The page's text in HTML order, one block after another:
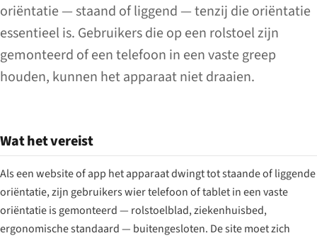
oriëntatie — staand of liggend — tenzij die oriëntatie
essentieel is. Gebruikers die op een rolstoel zijn
gemonteerd of een telefoon in een vaste greep
houden, kunnen het apparaat niet draaien.
Wat het vereist
Als een website of app het apparaat dwingt tot staande of liggende
oriëntatie, zijn gebruikers wier telefoon of tablet in een vaste
oriëntatie is gemonteerd — rolstoelblad, ziekenhuisbed,
ergonomische standaard — buitengesloten. De site moet zich